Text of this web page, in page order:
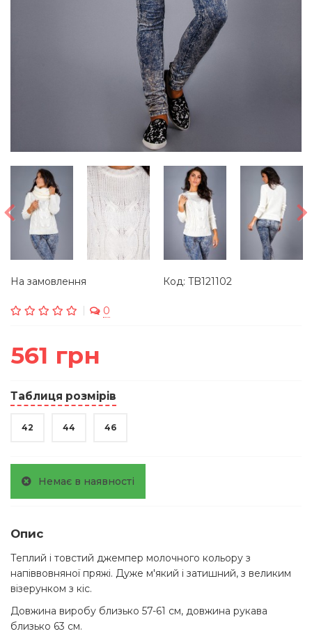
На замовлення Код: TB121102
0
561 грн
Таблиця розмірів
42 44 46
Немає в наявності
Опис
Теплий і товстий джемпер молочного кольору з
напіввовняної пряжі. Дуже м'який і затишний, з великим
візерунком з кіс.
Довжина виробу близько 57-61 см, довжина рукава
близько 63 см.